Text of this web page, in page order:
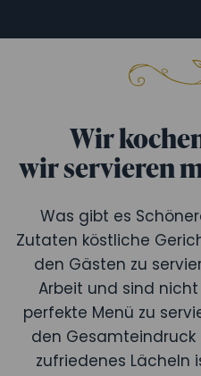
Wir
wir servieren
Was gibt es
Zutaten köstliche
den Gästen zu
Arbeit und sind
perfekte Menü zu
den Gesamteindruck
zufriedenes Lächeln